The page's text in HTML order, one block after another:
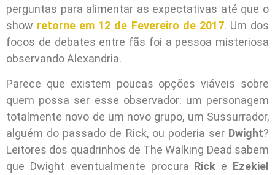
perguntas para alimentar as expectativas até que o
show retorne em 12 de Fevereiro de 2017. Um dos
focos de debates entre fãs foi a pessoa misteriosa
observando Alexandria.
Parece que existem poucas opções viáveis sobre
quem possa ser esse observador: um personagem
totalmente novo de um novo grupo, um Sussurrador,
alguém do passado de Rick, ou poderia ser Dwight?
Leitores dos quadrinhos de The Walking Dead sabem
que Dwight eventualmente procura Rick e Ezekiel